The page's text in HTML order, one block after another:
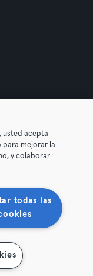
rights reserved.
widerrufen
usted acepta
para mejorar la
y colaborar
todas las